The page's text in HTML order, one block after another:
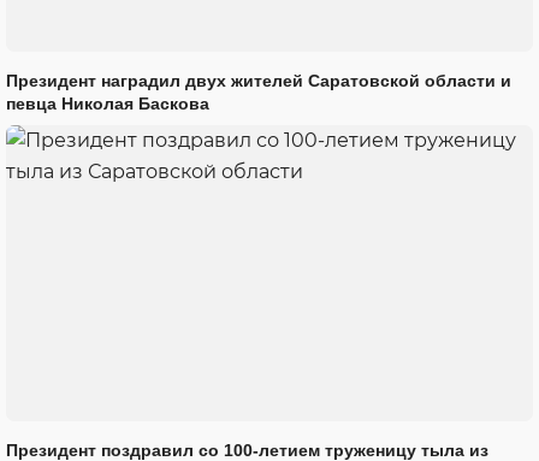
Президент наградил двух жителей Саратовской области и
певца Николая Баскова
Президент поздравил со 100-летием труженицу тыла из